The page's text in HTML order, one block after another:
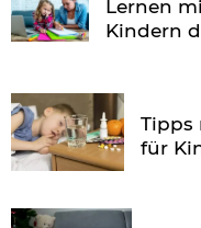
Lernen
Kindern
Tipps
für